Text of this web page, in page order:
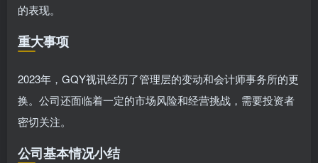
的表现。
重大事项
2023年，GQY视讯经历了管理层的变动和会计师事务所的更
换。公司还面临着一定的市场风险和经营挑战，需要投资者
密切关注。
公司基本情况小结